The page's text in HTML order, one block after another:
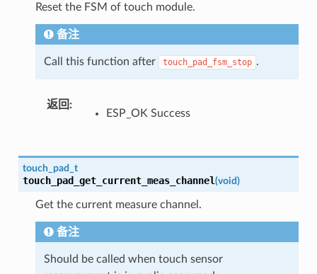
Reset the FSM of touch module.
备注
Call this function after touch_pad_fsm_stop .
返回
ESP_OK Success
touch_pad_t
touch_pad_get_current_meas_channel(void)
Get the current measure channel.
备注
Should be called when touch sensor